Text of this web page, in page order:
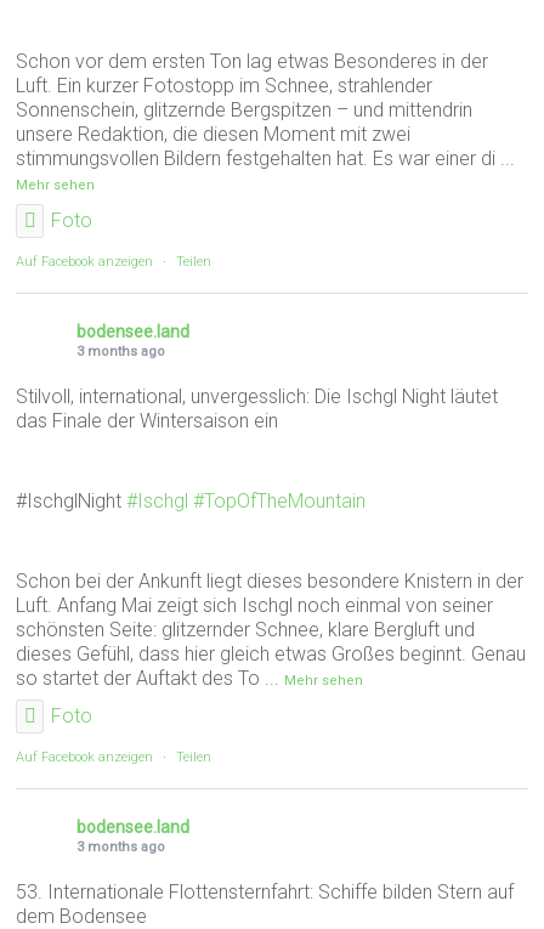
Schon vor dem ersten Ton lag etwas Besonderes in der
Luft. Ein kurzer Fotostopp im Schnee, strahlender
Sonnenschein, glitzernde Bergspitzen – und mittendrin
unsere Redaktion, die diesen Moment mit zwei
stimmungsvollen Bildern festgehalten hat. Es war einer di
Mehr sehen
Foto
Auf Facebook anzeigen · Teilen
bodensee.land
3 months ago
Stilvoll, international, unvergesslich: Die Ischgl Night läutet
das Finale der Wintersaison ein
#IschglNight#Ischgl #TopOfTheMountain
Schon bei der Ankunft liegt dieses besondere Knistern in der
Luft. Anfang Mai zeigt sich Ischgl noch einmal von seiner
schönsten Seite: glitzernder Schnee, klare Bergluft und
dieses Gefühl, dass hier gleich etwas Großes beginnt. Genau
so startet der Auftakt des To
Mehr sehen
Foto
Auf Facebook anzeigen · Teilen
bodensee.land
3 months ago
53. Internationale Flottensternfahrt: Schiffe bilden Stern auf
dem Bodensee